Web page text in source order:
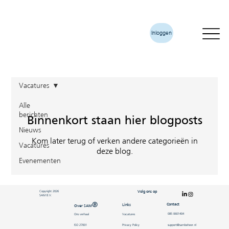
Inloggen
Alle
berichten
Nieuws
Vacatures
Evenementen
Vacatures
Binnenkort staan hier blogposts
Kom later terug of verken andere categorieën in
deze blog.
Copyright 2026
SAM B.V.
Over SAM®
Ons verhaal
ISO 27001
Contact
085 0601404
support@sambeheer.nl
Links
Vacatures
Privacy Policy
Volg ons op